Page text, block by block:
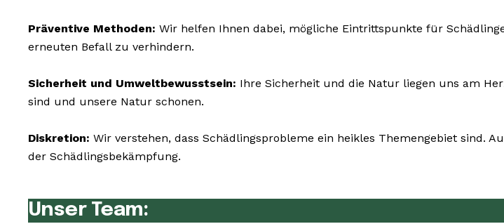
Präventive Methoden: Wir helfen Ihnen dabei, mögliche Eintrittspunkte für
erneuten Befall zu verhindern.
Sicherheit und Umweltbewusstsein: Ihre Sicherheit und die Natur liegen uns am
sind und unsere Natur schonen.
Diskretion: Wir verstehen, dass Schädlingsprobleme ein heikles Themengebiet sind.
der Schädlingsbekämpfung.
Unser Team: